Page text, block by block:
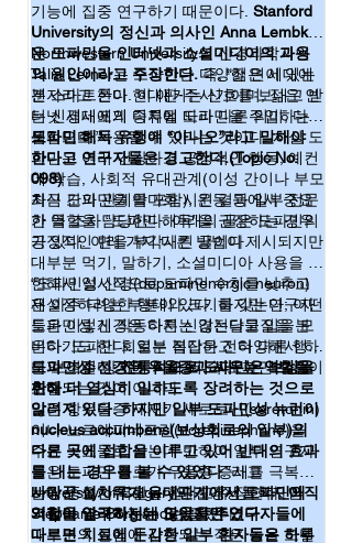
필요도 없겠죠. 이런 행동을 유발하는 것이 바
로 보상회로(reward circuit)라고 할 수 있습니
다. 특정행동을 유도하고 질리지 않게 하여 지
속적으로 반복하도록 만드는 것이죠. 그런데
어떤 삶에 꼭 필요하지 않은 물질이 이 보상회
로를 자극한다면 그 약물에 중독될 수 있습니
다. 또한 어떤 불필요한 행동이나 자극이 그 보
상회로를 건드린다면 그 행동을 계속하게 될
것입니다. 도박, 음주, 게임, 섹스, 폭행, 흡연,
마약 등을 상습적으로 하는 경우가 그에 해당
한다고 봅니다. 이 때는 그 중독에서 벗어나기
위해 보상회로를 차단해야 하는데, 앞에서도
말했듯이 우리의 삶이나 건강을 위해서 보상
회로를 필요로 하며, 이를 완전히 차단해 버린
다면 생존에 필요한 행동들 마저 차단하는 결
과를 낳을 수 있습니다. 또한 삶에 의욕이 없어
지는 단계까지 갈 수도 있다는 점을 알아야 합
니다. 따라서 보상회로에서 중요한 역할을 하
는 도파민을 무조건 피하거나 차단할 것이 아
니라 정상적인 수준으로 조절 될 수 있도록 스
스로 훈련하고 수련해야 할 것입니다.
만약 어떤 나쁜 습관에 중독되었다고 생각한
다면 우선 이런 습관으로부터 자신을 멀리해
야 하는게 우선입니다. 그런데 이미 보상회로
가 작동하여 멈추기가 어렵다면 계획적인 접
근이 필요 합니다. 1. 우선 왜 행동을 개선해야
하는지, 개선해야할 점이 무엇인지 정확히 인
기능에 집중 연구하기 때문이다. Stanford
University의 정신과 의사인 Anna Lembke
은 도파민을 인터넷과 소셜미디어의 과용
의 원인이라고 주장한다.즉, “젊은 세대에
겐 스마트폰이 현대판-주사기이며, 젊은 인
터넷 세대에게 디지털 도파민을 주입하는
셈입니다.”
Northwestern University의 산경과학자인
Talia Lerner는 도파민은 다양한 면이 있는
분자라고 한다. 이 얘기는 신호를 보내고 받
는 신경세포의 종류에 따라 다른 의미, 다른
목적으로 사용될 수 있다는 것이다. 사실 도
파민은 여러 건강하고 긍정적인 행동, 예컨
데 학습, 사회적 유대관계(이성 간이나 부모
자식 간의 관계를 포함), 운동 등에서 중요
한 역할을 담당한다. 아래의 글은 도파민의
긍정적인 면을 부각시킨 글이다.
도파민 해독 유행에 “아니오”라고 말해야
한다고 연구자들은 경고한다.(Topic No.
098)
최근 도파민을 악마화 시킨 결과 일부 전문
가 들 조차 “도파민 해독”을 권장하는 경우
가 있다. 여러 가지 다른 방법이 제시되지만
대부분 먹기, 말하기, 소셜미디아 사용을 제
한해서 일시적으로 도파민 수치를 낮추고
재설정하려는 부분이 있다. 하지만 연구자
들은 이렇게 작동하지는 않는다고 입을 모
은다: 도파민 회로는 복잡하고 다양해서 하
나의 조절 장치에 의해 뇌 속 도파민 수준이
조절되는 것이 아니다.
“도파민성 신경(dopaminenergic neuron)
은 아주 다양한 형태와 크기를 갖는다; 어떤
도파민성 신경은 다른 신경전달물질을 분
비하기도 한다. 일부 집단은 전혀 다른 행태
를 보여주며;전통적으로 도파민은 보상을
위해 더 열심히 일하도록 장려하는 것으로
알려져 있다. 하지만 일부 도파민성 뉴런이
nucleus accumbens(보상회로의 일부)의
다른 곳에 접합을 이루고 있어 반대의 효과
를 내는 경우를 볼 수 있었다.”라고
University of Calgary의 신경생물학자인
Stephanie Borgland는 말했다.
도파민성 신경은 우울증과 싸우는 역할을
한다.
많은 항우울증 제재가 세로토닌(serotonin)
이나 노르에피네프린(norepinephrine)을
주요 목표물로 삼는데 반하여 일부 연구자
들은 도파민 경로가 우울증 증세를 극복하
는데 중요한 역할을 한다고 주장한다.아직
기전이 알려지지는 않았지만 연구자들에
따르면 치료에 둔감한 일부 환자들은 하루
사랑꾼 설치류가 유대관계에서 도파민의
역할을 연구하는데 도움을 주었다.
대부분의 실험에 사용되는 작은 동물 모델